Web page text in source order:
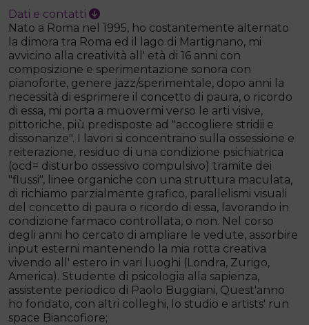
Dati e contatti
Nato a Roma nel 1995, ho costantemente alternato
la dimora tra Roma ed il lago di Martignano, mi
avvicino alla creatività all' età di 16 anni con
composizione e sperimentazione sonora con
pianoforte, genere jazz/sperimentale, dopo anni la
necessità di esprimere il concetto di paura, o ricordo
di essa, mi porta a muovermi verso le arti visive,
pittoriche, più predisposte ad "accogliere stridii e
dissonanze". I lavori si concentrano sulla ossessione e
reiterazione, residuo di una condizione psichiatrica
(ocd= disturbo ossessivo compulsivo) tramite dei
"flussi", linee organiche con una struttura maculata,
di richiamo parzialmente grafico, parallelismi visuali
del concetto di paura o ricordo di essa, lavorando in
condizione farmaco controllata, o non. Nel corso
degli anni ho cercato di ampliare le vedute, assorbire
input esterni mantenendo la mia rotta creativa
vivendo all' estero in vari luoghi (Londra, Zurigo,
America). Studente di psicologia alla sapienza,
assistente periodico di Paolo Buggiani, Quest'anno
ho fondato, con altri colleghi, lo studio e artists' run
space Biancofiore;